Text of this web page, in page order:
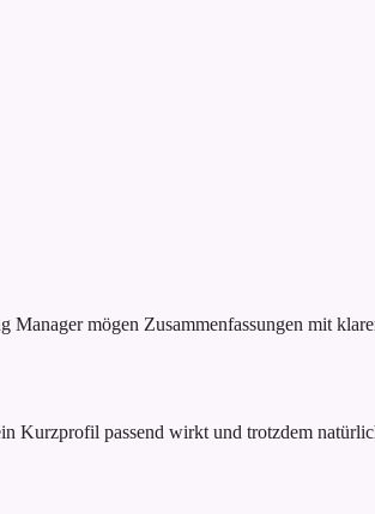
mögen Zusammenfassungen mit
Kurzprofil passend wirkt und trotzdem